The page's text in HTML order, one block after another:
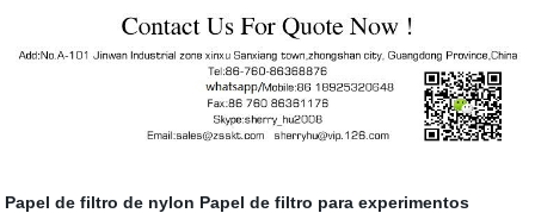
Papel de filtro de nylon Papel de filtro para experimentos